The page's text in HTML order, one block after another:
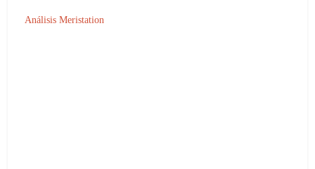
Análisis Meristation